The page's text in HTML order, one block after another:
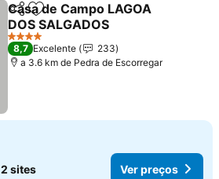
PartilharAdicionar aos favoritos
Casa de Campo LAGOA
DOS SALGADOS
Ver preços
4 Estrelas
8,7 Excelente
233
a 3.6 km de Pedra de Escorregar
2 sites Ver preços